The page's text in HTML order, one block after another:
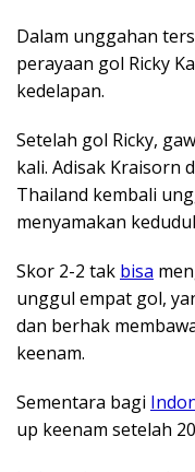
Dalam unggahan
perayaan gol Ricky
kedelapan.
Setelah gol Ricky,
kali. Adisak Kraisorn
Thailand kembali
menyamakan
Skor 2-2 tak bisa
unggul empat gol,
dan berhak
keenam.
Sementara bagi
up keenam setelah